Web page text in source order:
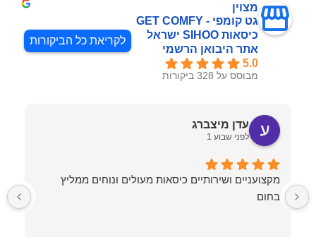
מצוין
גט קומפי - GET COMFY
כיסאות SIHOO ישראל
אתר היבואן הרשמי
5.0
מבוסס על 328 ביקורות
לקריאת כל הביקורות
עדן מיצברג
לפני שבוע 1
מקצועניים ושירותיים כיסאות מעולים ונוחים ממליץ
בחום